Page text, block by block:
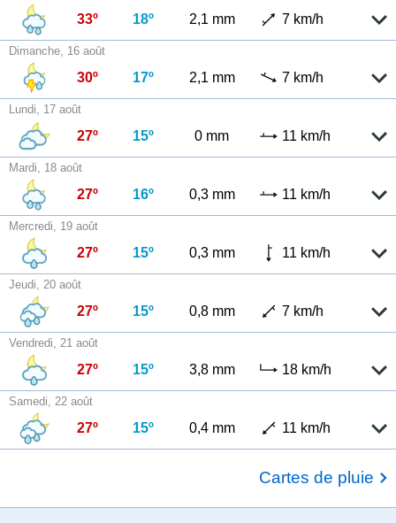
33º 18º 2,1 mm 7 km/h
Dimanche, 16 août
30º 17º 2,1 mm 7 km/h
Lundi, 17 août
27º 15º 0 mm 11 km/h
Mardi, 18 août
27º 16º 0,3 mm 11 km/h
Mercredi, 19 août
27º 15º 0,3 mm 11 km/h
Jeudi, 20 août
27º 15º 0,8 mm 7 km/h
Vendredi, 21 août
27º 15º 3,8 mm 18 km/h
Samedi, 22 août
27º 15º 0,4 mm 11 km/h
Cartes de pluie